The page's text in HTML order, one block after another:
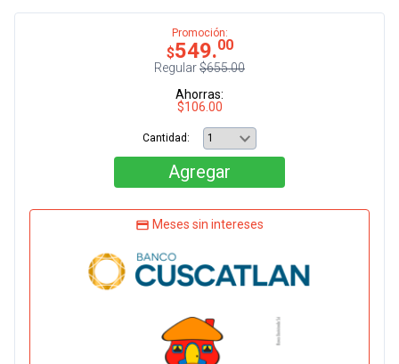
Promoción:
$549.00
Regular$655.00
Ahorras:
$106.00
Cantidad:
Agregar
Meses sin intereses